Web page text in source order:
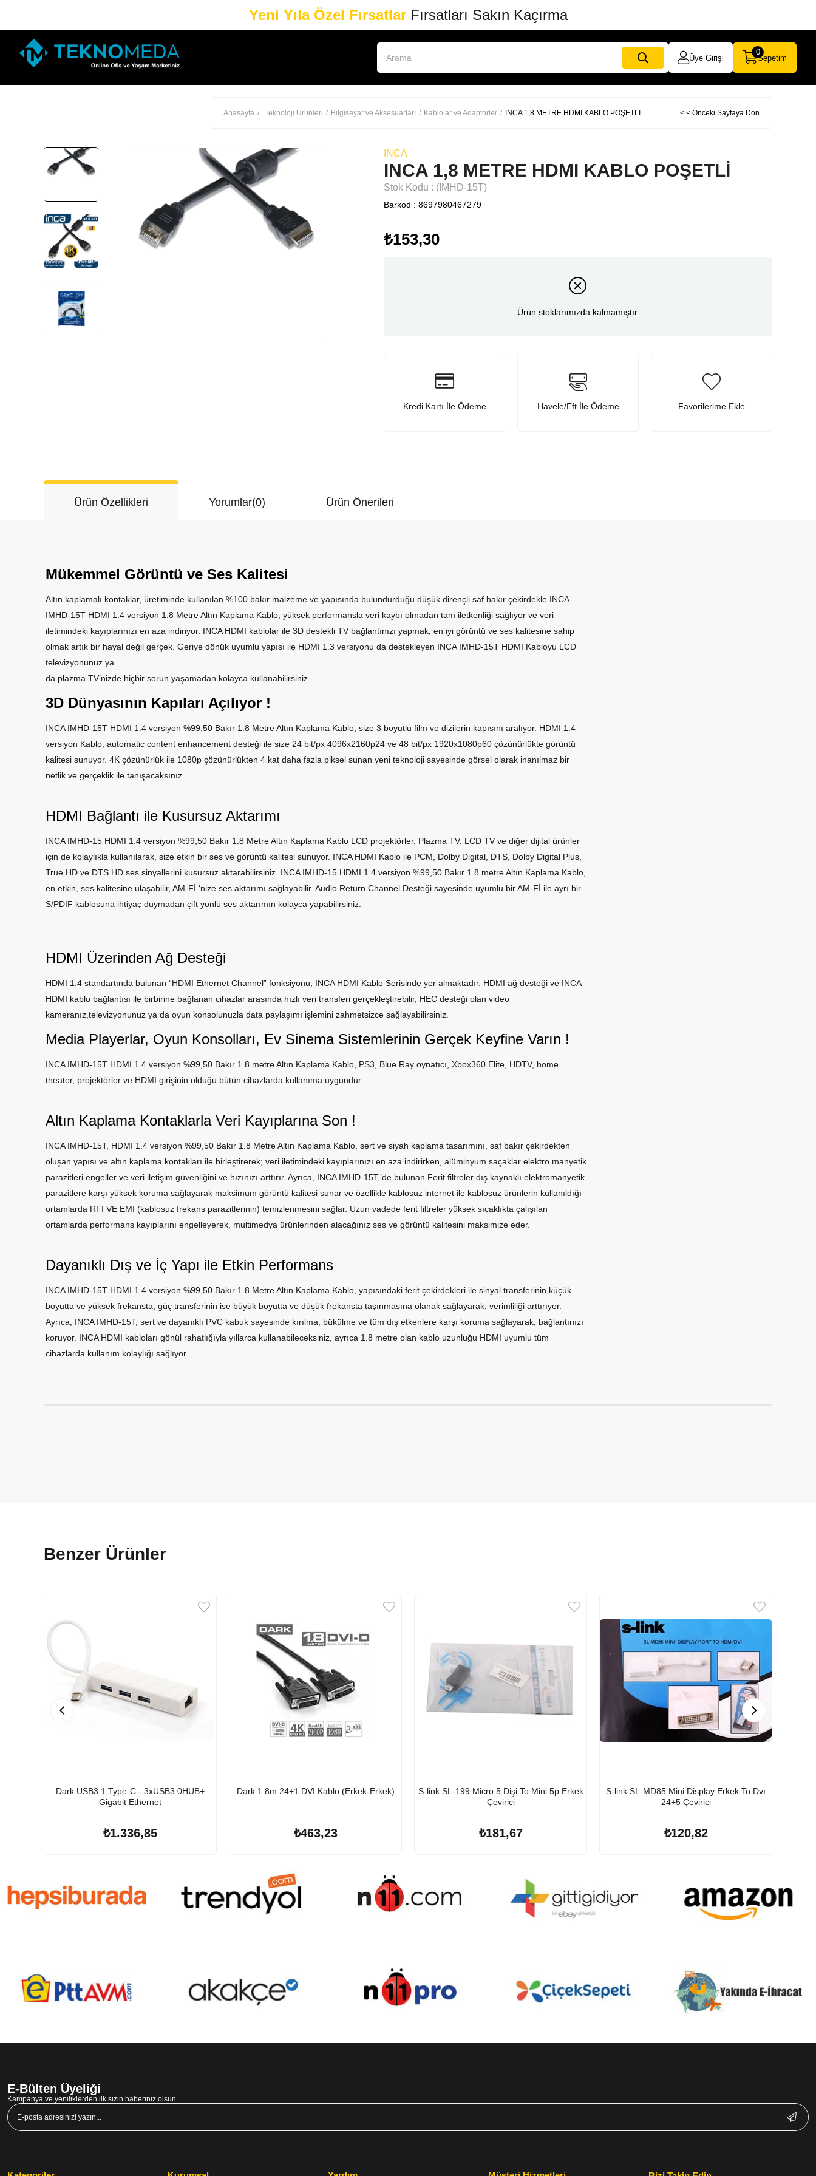
Yeni Yıla Özel FırsatlarFırsatları Sakın Kaçırma
Üye Girişi Sepetim
0
Anasayfa Teknoloji Ürünleri Bilgisayar ve Aksesuarları Kablolar ve Adaptörler INCA 1,8 METRE HDMI KABLO POŞETLİ < < Önceki Sayfaya Dön
INCA
INCA 1,8 METRE HDMI KABLO POŞETLİ
Stok Kodu (IMHD-15T)
Barkod : 8697980467279
₺153,30
Ürün stoklarımızda kalmamıştır.
Kredi Kartı İle Ödeme Havele/Eft İle Ödeme Favorilerime Ekle
Ürün Özellikleri Yorumlar(0) Ürün Önerileri
Mükemmel Görüntü ve Ses Kalitesi
Altın kaplamalı kontaklar, üretiminde kullanılan %100 bakır malzeme ve yapısında bulundurduğu düşük dirençli saf bakır çekirdekle INCA
IMHD-15T HDMI 1.4 versiyon 1.8 Metre Altın Kaplama Kablo, yüksek performansla veri kaybı olmadan tam iletkenliği sağlıyor ve veri
iletimindeki kayıplarınızı en aza indiriyor. INCA HDMI kablolar ile 3D destekli TV bağlantınızı yapmak, en iyi görüntü ve ses kalitesine sahip
olmak artık bir hayal değil gerçek. Geriye dönük uyumlu yapısı ile HDMI 1.3 versiyonu da destekleyen INCA IMHD-15T HDMI Kabloyu LCD
televizyonunuz ya
da plazma TV’nizde hiçbir sorun yaşamadan kolayca kullanabilirsiniz.
3D Dünyasının Kapıları Açılıyor !
INCA IMHD-15T HDMI 1.4 versiyon %99,50 Bakır 1.8 Metre Altın Kaplama Kablo, size 3 boyutlu film ve dizilerin kapısını aralıyor. HDMI 1.4
versiyon Kablo, automatic content enhancement desteği ile size 24 bit/px 4096x2160p24 ve 48 bit/px 1920x1080p60 çözünürlükte görüntü
kalitesi sunuyor. 4K çözünürlük ile 1080p çözünürlükten 4 kat daha fazla piksel sunan yeni teknoloji sayesinde görsel olarak inanılmaz bir
netlik ve gerçeklik ile tanışacaksınız.
HDMI Bağlantı ile Kusursuz Aktarımı
INCA IMHD-15 HDMI 1.4 versiyon %99,50 Bakır 1.8 Metre Altın Kaplama Kablo LCD projektörler, Plazma TV, LCD TV ve diğer dijital ürünler
için de kolaylıkla kullanılarak, size etkin bir ses ve görüntü kalitesi sunuyor. INCA HDMI Kablo ile PCM, Dolby Digital, DTS, Dolby Digital Plus,
True HD ve DTS HD ses sinyallerini kusursuz aktarabilirsiniz. INCA IMHD-15 HDMI 1.4 versiyon %99,50 Bakır 1.8 metre Altın Kaplama Kablo,
en etkin, ses kalitesine ulaşabilir, AM-Fİ ‘nize ses aktarımı sağlayabilir. Audio Return Channel Desteği sayesinde uyumlu bir AM-Fİ ile ayrı bir
S/PDIF kablosuna ihtiyaç duymadan çift yönlü ses aktarımın kolayca yapabilirsiniz.
HDMI Üzerinden Ağ Desteği
HDMI 1.4 standartında bulunan “HDMI Ethernet Channel” fonksiyonu, INCA HDMI Kablo Serisinde yer almaktadır. HDMI ağ desteği ve INCA
HDMI kablo bağlantısı ile birbirine bağlanan cihazlar arasında hızlı veri transferi gerçekleştirebilir, HEC desteği olan video
kameranız,televizyonunuz ya da oyun konsolunuzla data paylaşımı işlemini zahmetsizce sağlayabilirsiniz.
Media Playerlar, Oyun Konsolları, Ev Sinema Sistemlerinin Gerçek Keyfine Varın !
INCA IMHD-15T HDMI 1.4 versiyon %99,50 Bakır 1.8 metre Altın Kaplama Kablo, PS3, Blue Ray oynatıcı, Xbox360 Elite, HDTV, home
theater, projektörler ve HDMI girişinin olduğu bütün cihazlarda kullanıma uygundur.
Altın Kaplama Kontaklarla Veri Kayıplarına Son !
INCA IMHD-15T, HDMI 1.4 versiyon %99,50 Bakır 1.8 Metre Altın Kaplama Kablo, sert ve siyah kaplama tasarımını, saf bakır çekirdekten
oluşan yapısı ve altın kaplama kontakları ile birleştirerek; veri iletimindeki kayıplarınızı en aza indirirken, alüminyum saçaklar elektro manyetik
parazitleri engeller ve veri iletişim güvenliğini ve hızınızı arttırır. Ayrıca, INCA IMHD-15T,’de bulunan Ferit filtreler dış kaynaklı elektromanyetik
parazitlere karşı yüksek koruma sağlayarak maksimum görüntü kalitesi sunar ve özellikle kablosuz internet ile kablosuz ürünlerin kullanıldığı
ortamlarda RFI VE EMI (kablosuz frekans parazitlerinin) temizlenmesini sağlar. Uzun vadede ferit filtreler yüksek sıcaklıkta çalışılan
ortamlarda performans kayıplarını engelleyerek, multimedya ürünlerinden alacağınız ses ve görüntü kalitesini maksimize eder.
Dayanıklı Dış ve İç Yapı ile Etkin Performans
INCA IMHD-15T HDMI 1.4 versiyon %99,50 Bakır 1.8 Metre Altın Kaplama Kablo, yapısındaki ferit çekirdekleri ile sinyal transferinin küçük
boyutta ve yüksek frekansta; güç transferinin ise büyük boyutta ve düşük frekansta taşınmasına olanak sağlayarak, verimliliği arttırıyor.
Ayrıca, INCA IMHD-15T, sert ve dayanıklı PVC kabuk sayesinde kırılma, bükülme ve tüm dış etkenlere karşı koruma sağlayarak, bağlantınızı
koruyor. INCA HDMI kabloları gönül rahatlığıyla yıllarca kullanabileceksiniz, ayrıca 1.8 metre olan kablo uzunluğu HDMI uyumlu tüm
cihazlarda kullanım kolaylığı sağlıyor.
Benzer Ürünler
Dark USB3.1 Type-C - 3xUSB3.0HUB+
Gigabit Ethernet
₺1.336,85
Dark 1.8m 24+1 DVI Kablo (Erkek-Erkek)
₺463,23
S-link SL-199 Micro 5 Dişi To Mini 5p Erkek
Çevirici
₺181,67
S-link SL-MD85 Mini Display Erkek To Dvı
24+5 Çevirici
₺120,82
E-Bülten Üyeliği
Kampanya ve yeniliklerden ilk sizin haberiniz olsun